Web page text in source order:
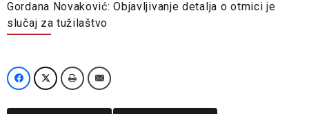
Gordana Novaković: Objavljivanje detalja o otmici je
slučaj za tužilaštvo